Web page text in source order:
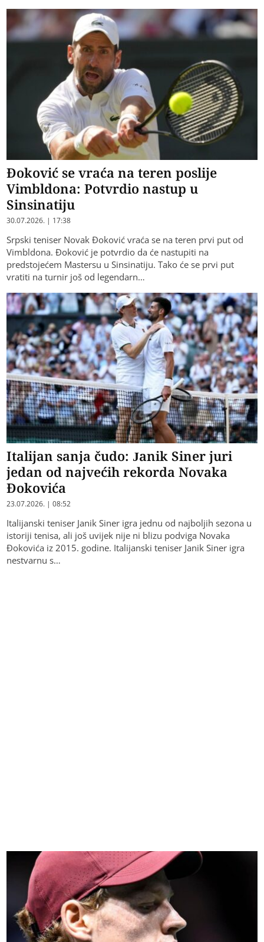
Đoković se vraća na teren poslije
Vimbldona: Potvrdio nastup u
Sinsinatiju
30.07.2026. | 17:38
Srpski teniser Novak Đoković vraća se na teren prvi put od
Vimbldona. Đoković je potvrdio da će nastupiti na
predstojećem Mastersu u Sinsinatiju. Tako će se prvi put
vratiti na turnir još od legendarn…
Italijan sanja čudo: Janik Siner juri
jedan od najvećih rekorda Novaka
Đokovića
23.07.2026. | 08:52
Italijanski teniser Janik Siner igra jednu od najboljih sezona u
istoriji tenisa, ali još uvijek nije ni blizu podviga Novaka
Đokovića iz 2015. godine. Italijanski teniser Janik Siner igra
nestvarnu s…